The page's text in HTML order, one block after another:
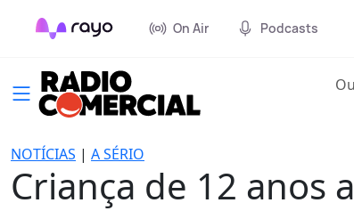
On Air Podcasts
NOTÍCIAS | A SÉRIO
Criança de 12 anos